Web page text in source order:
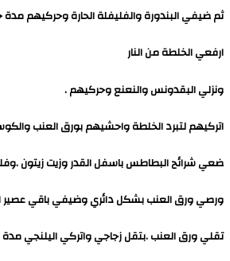
ثم ضيفي البندورة والفليفلة الحارة وحركيهم
ارفعي الخلطة من النار
ونزلي البقدونس والنعنع وحركيهم .
اتركيهم لتبرد الخلطة واحشيهم بورق العنب
ضعي شرائح البطاطس باسفل القدر وزيت زيتون
ورصي ورق العنب بشكل دائري وضيفي باقي عصير
تقلي ورق العنب .بتقل زجاجي واتركي اليلنجي